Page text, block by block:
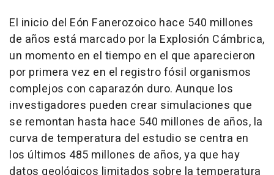
El inicio del Eón Fanerozoico hace 540 millones
de años está marcado por la Explosión Cámbrica,
un momento en el tiempo en el que aparecieron
por primera vez en el registro fósil organismos
complejos con caparazón duro. Aunque los
investigadores pueden crear simulaciones que
se remontan hasta hace 540 millones de años, la
curva de temperatura del estudio se centra en
los últimos 485 millones de años, ya que hay
datos geológicos limitados sobre la temperatura